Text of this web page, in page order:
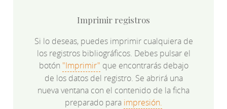
Imprimir registros
Si lo deseas, puedes imprimir cualquiera de
los registros bibliográficos. Debes pulsar el
botón "Imprimir" que encontrarás debajo
de los datos del registro. Se abrirá una
nueva ventana con el contenido de la ficha
preparado para impresión.